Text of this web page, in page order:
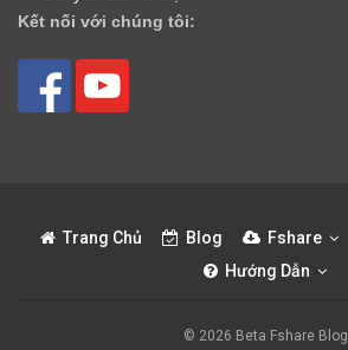
Kết nối với chúng tôi:
Trang Chủ Blog Fshare
Hướng Dẫn
© 2026 Beta Fshare Blog